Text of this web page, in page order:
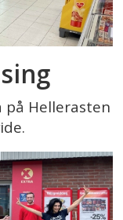
på Hellerasten